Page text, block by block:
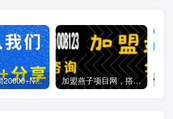
白菜价解锁20000+N个赚钱机会，加入燕子项目网会员，全站资源免费学习。 加盟燕子项目网，搭建同款项目资源站，实现日入2000+